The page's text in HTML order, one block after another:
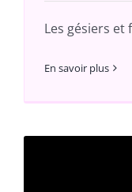
Les gésiers et
En savoir plus